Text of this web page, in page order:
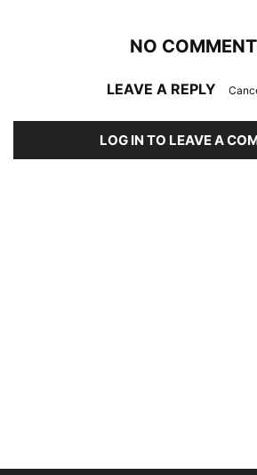
NO
LEAVE A REPLY
LOG IN TO LEAVE A